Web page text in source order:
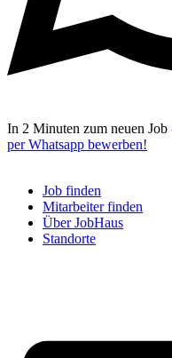
In 2 Minuten zum neuen Job
per Whatsapp bewerben!
Job finden
Mitarbeiter finden
Über JobHaus
Standorte